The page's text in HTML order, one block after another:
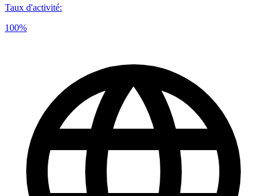
Taux d'activité:
100%